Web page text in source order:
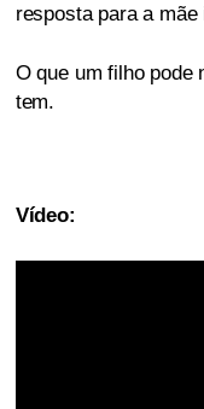
resposta para a mãe
O que um filho pode
tem.
Vídeo: